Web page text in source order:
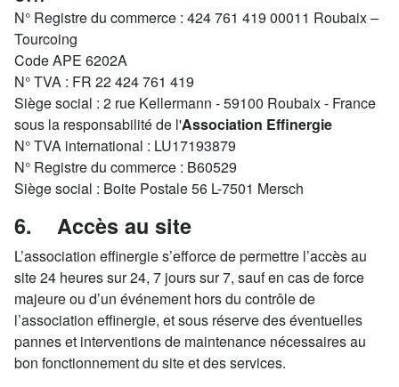
N° Registre du commerce : 424 761 419 00011 Roubaix –
Tourcoing
Code APE 6202A
N° TVA : FR 22 424 761 419
Siège social : 2 rue Kellermann - 59100 Roubaix - France
sous la responsabilité de l'Association Effinergie
N° TVA international : LU17193879
N° Registre du commerce : B60529
Siège social : Boite Postale 56 L-7501 Mersch
6. Accès au site
L’association effinergie s’efforce de permettre l’accès au
site 24 heures sur 24, 7 jours sur 7, sauf en cas de force
majeure ou d’un événement hors du contrôle de
l’association effinergie, et sous réserve des éventuelles
pannes et interventions de maintenance nécessaires au
bon fonctionnement du site et des services.